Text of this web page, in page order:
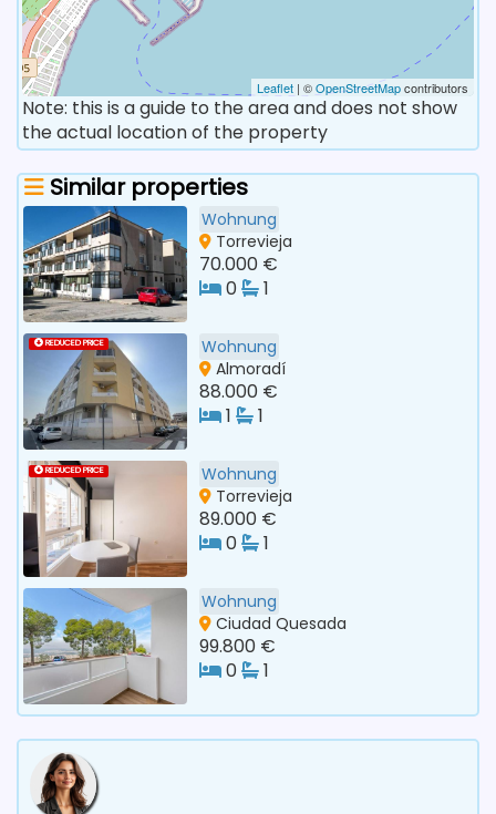
Leaflet | ©OpenStreetMapcontributors
Note: this is a guide to the area and does not show
the actual location of the property
Similar properties
Wohnung
Torrevieja
70.000 €
0
1
REDUCED PRICE
Wohnung
Almoradí
88.000 €
1
1
REDUCED PRICE
Wohnung
Torrevieja
89.000 €
0
1
Wohnung
Ciudad Quesada
99.800 €
0
1